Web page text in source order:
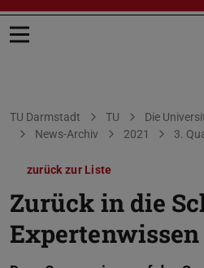
Menü öffnen
Sie befinden sich hier:
TU Darmstadt TU Die
News-Archiv
2021 3.
zurück zur Liste
Zurück in die
Expertenwissen